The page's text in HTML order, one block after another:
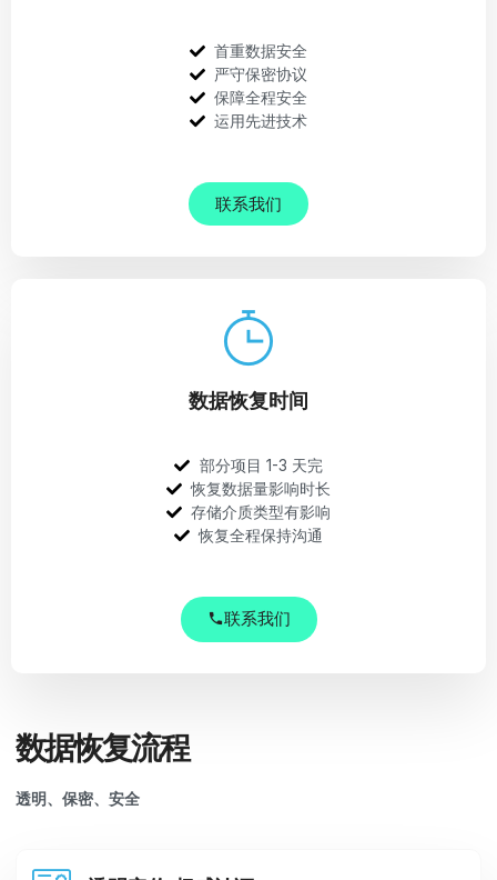
首重数据安全
严守保密协议
保障全程安全
运用先进技术
联系我们
数据恢复时间
部分项目 1-3 天完
恢复数据量影响时长
存储介质类型有影响
恢复全程保持沟通
联系我们
数据恢复流程
透明、保密、安全